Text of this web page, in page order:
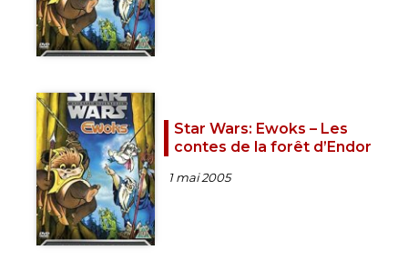
Star Wars: Ewoks – Les
contes de la forêt d’Endor
1 mai 2005